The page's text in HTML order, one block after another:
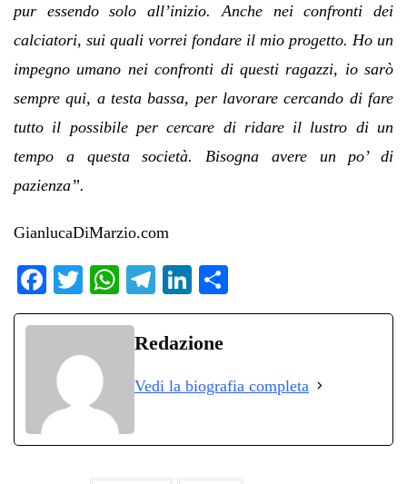
pur essendo solo all’inizio. Anche nei confronti dei
calciatori, sui quali vorrei fondare il mio progetto. Ho un
impegno umano nei confronti di questi ragazzi, io sarò
sempre qui, a testa bassa, per lavorare cercando di fare
tutto il possibile per cercare di ridare il lustro di un
tempo a questa società. Bisogna avere un po’ di
pazienza”.
GianlucaDiMarzio.com
Fa
ce
ok
T
wi
r
W
ha
ts
pp
Te
le
gr
m
Li
nk
ed
on
di
Redazione
Vedi la biografia completa